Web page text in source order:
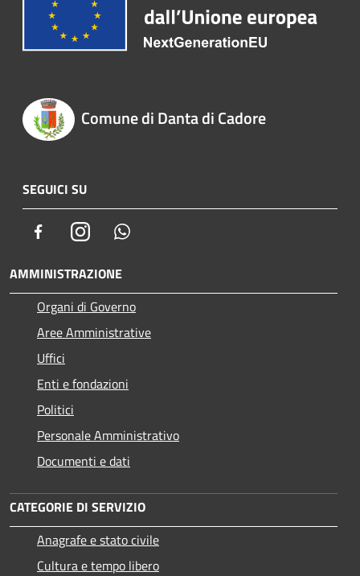
Comune di Danta di Cadore
SEGUICI SU
FacebookInstagram
AMMINISTRAZIONE
Organi di Governo
Aree Amministrative
Uffici
Enti e fondazioni
Politici
Personale Amministrativo
Documenti e dati
CATEGORIE DI SERVIZIO
Anagrafe e stato civile
Cultura e tempo libero